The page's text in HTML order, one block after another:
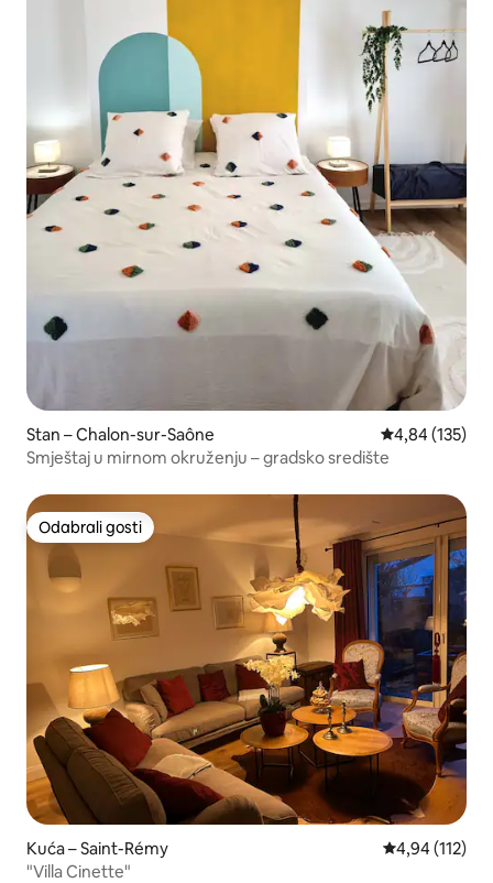
Stan – Chalon-sur-Saône Prosječna
4,84 (135)
Smještaj u mirnom okruženju – gradsko središte
Odabrali gosti
Odabrali gosti
Kuća – Saint-Rémy Prosječna
4,94 (112)
"Villa Cinette"